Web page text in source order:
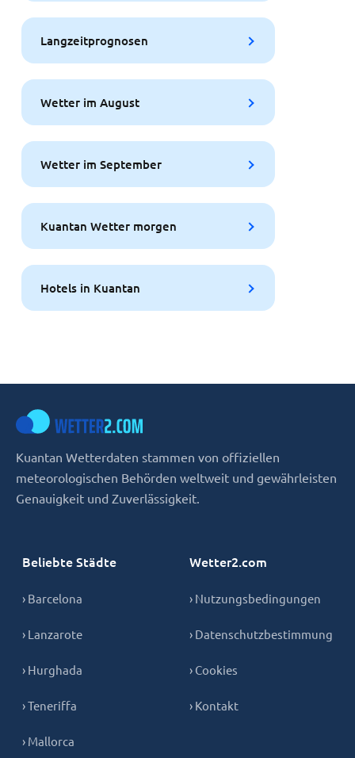
Langzeitprognosen
Wetter im August
Wetter im September
Kuantan Wetter morgen
Hotels in Kuantan
Kuantan Wetterdaten stammen von offiziellen
meteorologischen Behörden weltweit und gewährleisten
Genauigkeit und Zuverlässigkeit.
Beliebte Städte
› Barcelona
› Lanzarote
› Hurghada
› Teneriffa
› Mallorca
Wetter2.com
› Nutzungsbedingungen
› Datenschutzbestimmung
› Cookies
› Kontakt